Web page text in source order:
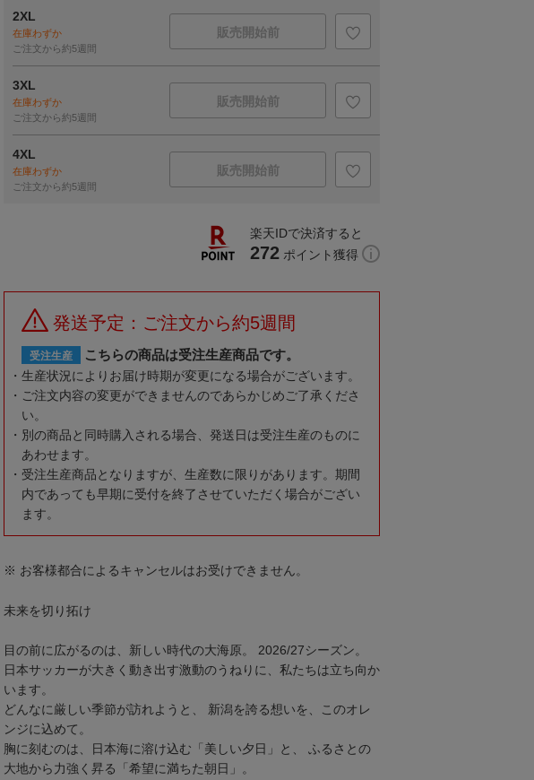
2XL
在庫わずか
ご注文から約5週間
販売開始前
3XL
在庫わずか
ご注文から約5週間
販売開始前
4XL
在庫わずか
ご注文から約5週間
販売開始前
楽天IDで決済すると
272 ポイント獲得
発送予定：ご注文から約5週間
受注生産 こちらの商品は受注生産商品です。
生産状況によりお届け時期が変更になる場合がございます。
ご注文内容の変更ができませんのであらかじめご了承くださ
い。
別の商品と同時購入される場合、発送日は受注生産のものに
あわせます。
受注生産商品となりますが、生産数に限りがあります。期間
内であっても早期に受付を終了させていただく場合がござい
ます。
※ お客様都合によるキャンセルはお受けできません。
未来を切り拓け
目の前に広がるのは、新しい時代の大海原。 2026/27シーズン。
日本サッカーが大きく動き出す激動のうねりに、私たちは立ち向か
います。
どんなに厳しい季節が訪れようと、 新潟を誇る想いを、このオレ
ンジに込めて。
胸に刻むのは、日本海に溶け込む「美しい夕日」と、 ふるさとの
大地から力強く昇る「希望に満ちた朝日」。